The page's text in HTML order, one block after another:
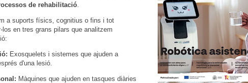
de rehabilitació
a suports físics, cognitius o fins i tot
en tres grans pilars que analitzem
Exosquelets i sistemes que ajuden a
d'una lesió.
Màquines que ajuden en tasques diàries